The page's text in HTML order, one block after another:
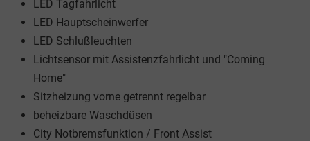
LED Tagfahrlicht
LED Hauptscheinwerfer
LED Schlußleuchten
Lichtsensor mit Assistenzfahrlicht und "Coming
Home"
Sitzheizung vorne getrennt regelbar
beheizbare Waschdüsen
City Notbremsfunktion / Front Assist